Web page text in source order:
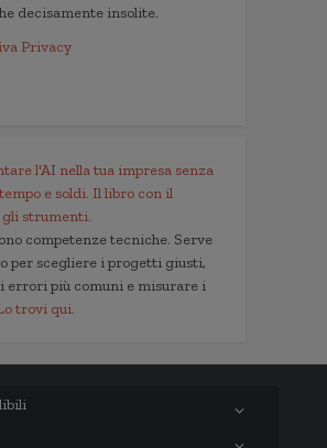
decisamente insolite.
Privacy
l'AI nella tua impresa senza
e soldi. Il libro con il
gli strumenti.
competenze tecniche. Serve
per scegliere i progetti giusti,
errori più comuni e misurare i
trovi qui.